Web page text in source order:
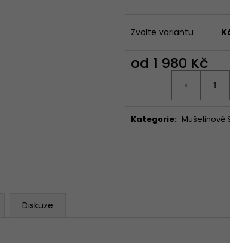
Zvolte variantu
od 1 980 Kč
Kategorie: Mušelinové
Diskuze